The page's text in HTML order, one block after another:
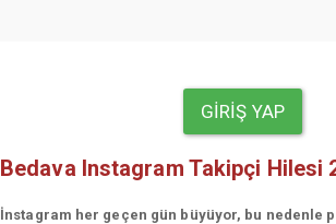
GIRIŞ YAP
Bedava Instagram Takipçi Hilesi
İnstagram her geçen gün büyüyor, bu nedenle